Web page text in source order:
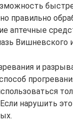
правильно
аптечные
Вишневского
и
нарушить